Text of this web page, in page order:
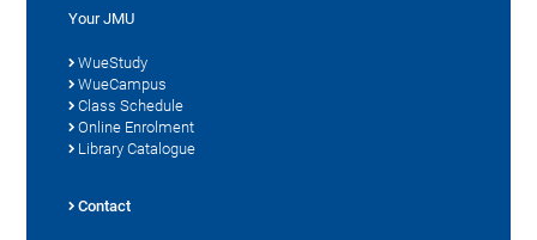
Your JMU
WueStudy
WueCampus
Class Schedule
Online Enrolment
Library Catalogue
Contact